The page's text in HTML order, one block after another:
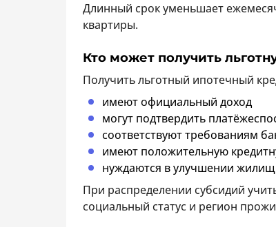
Длинный срок уменьшает
квартиры.
Кто может получить
Получить льготный ипотечный
имеют официальный доход
могут подтвердить
соответствуют требованиям
имеют положительную
нуждаются в улучшении
При распределении субсидий
социальный статус и регион